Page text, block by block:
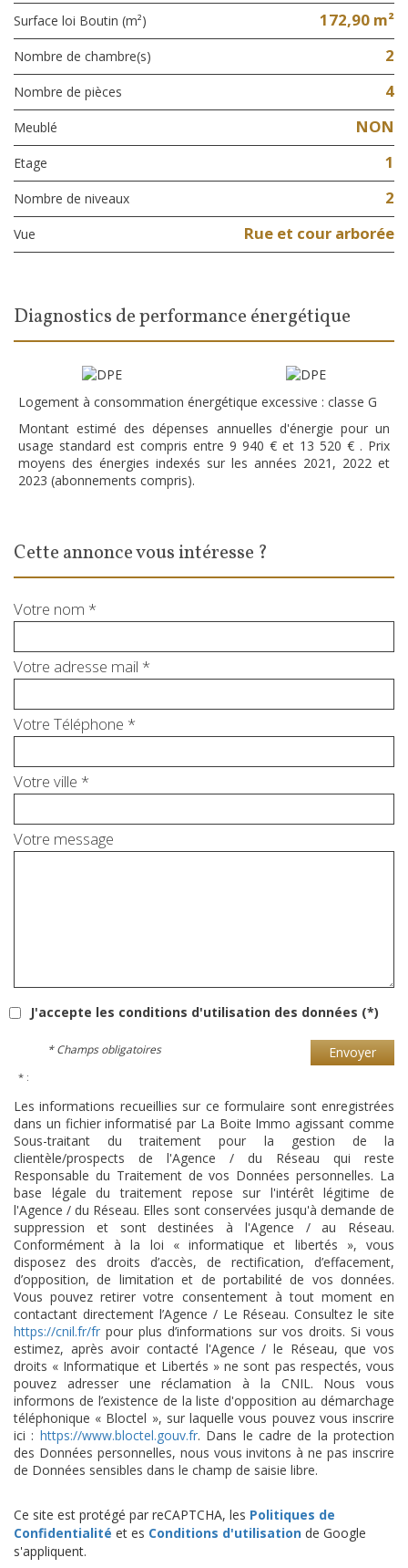
Surface loi Boutin (m²) 172,90 m²
Nombre de chambre(s) 2
Nombre de pièces 4
Meublé NON
Etage 1
Nombre de niveaux 2
Vue Rue et cour arborée
diagnostics de performance énergétique
Logement à consommation énergétique excessive : classe G
Montant estimé des dépenses annuelles d'énergie pour un
usage standard est compris entre 9 940 € et 13 520 € . Prix
moyens des énergies indexés sur les années 2021, 2022 et
2023 (abonnements compris).
cette annonce vous intéresse ?
Votre nom *
Votre adresse mail *
Votre Téléphone *
Votre ville *
Votre message
J'accepte les conditions d'utilisation des données (*)
Envoyer
* Champs obligatoires
* :
Les informations recueillies sur ce formulaire sont enregistrées
dans un fichier informatisé par La Boite Immo agissant comme
Sous-traitant du traitement pour la gestion de la
clientèle/prospects de l'Agence / du Réseau qui reste
Responsable du Traitement de vos Données personnelles. La
base légale du traitement repose sur l'intérêt légitime de
l'Agence / du Réseau. Elles sont conservées jusqu'à demande de
suppression et sont destinées à l'Agence / au Réseau.
Conformément à la loi « informatique et libertés », vous
disposez des droits d’accès, de rectification, d’effacement,
d’opposition, de limitation et de portabilité de vos données.
Vous pouvez retirer votre consentement à tout moment en
contactant directement l’Agence / Le Réseau. Consultez le site
https://cnil.fr/fr pour plus d’informations sur vos droits. Si vous
estimez, après avoir contacté l'Agence / le Réseau, que vos
droits « Informatique et Libertés » ne sont pas respectés, vous
pouvez adresser une réclamation à la CNIL. Nous vous
informons de l’existence de la liste d'opposition au démarchage
téléphonique « Bloctel », sur laquelle vous pouvez vous inscrire
ici : https://www.bloctel.gouv.fr. Dans le cadre de la protection
des Données personnelles, nous vous invitons à ne pas inscrire
de Données sensibles dans le champ de saisie libre.
Ce site est protégé par reCAPTCHA, les Politiques de
Confidentialité et es Conditions d'utilisation de Google
s'appliquent.